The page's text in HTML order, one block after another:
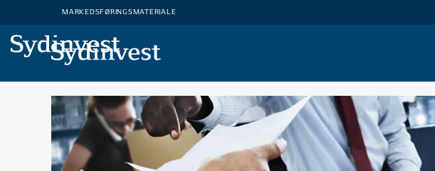
MARKEDSFØRINGSMATERIALE
MARKEDSFØRINGSMATERIALE